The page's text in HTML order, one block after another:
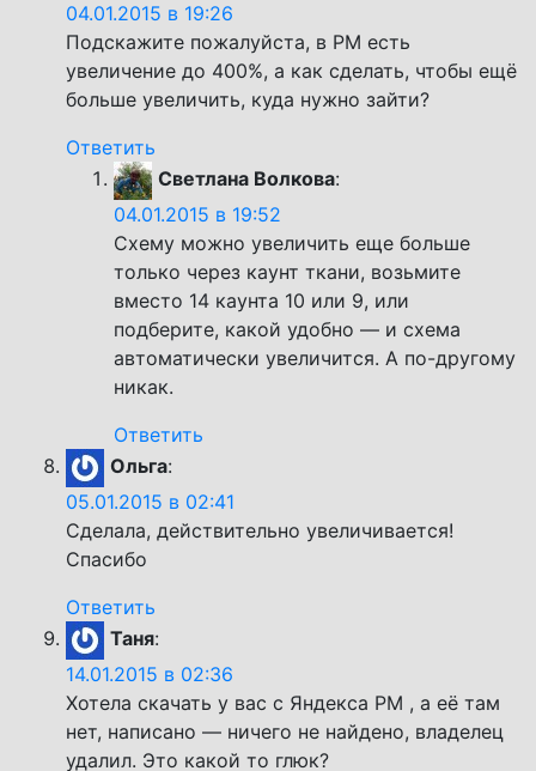
04.01.2015 в 19:26
Подскажите пожалуйста, в PM есть
увеличение до 400%, а как сделать, чтобы ещё
больше увеличить, куда нужно зайти?
Ответить
Светлана Волкова:
04.01.2015 в 19:52
Схему можно увеличить еще больше
только через каунт ткани, возьмите
вместо 14 каунта 10 или 9, или
подберите, какой удобно — и схема
автоматически увеличится. А по-другому
никак.
Ответить
Ольга:
05.01.2015 в 02:41
Сделала, действительно увеличивается!
Спасибо
Ответить
Таня:
14.01.2015 в 02:36
Хотела скачать у вас с Яндекса PM , а её там
нет, написано — ничего не найдено, владелец
удалил. Это какой то глюк?